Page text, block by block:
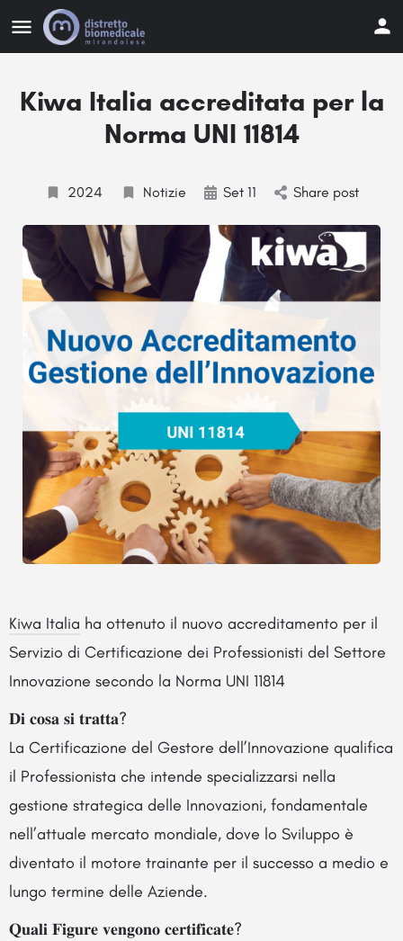
Kiwa Italia accreditata per la
Norma UNI 11814
2024 Notizie Set 11 Share post
Kiwa Italia ha ottenuto il nuovo accreditamento per il
Servizio di Certificazione dei Professionisti del Settore
Innovazione secondo la Norma UNI 11814
𝐃𝐢 𝐜𝐨𝐬𝐚 𝐬𝐢 𝐭𝐫𝐚𝐭𝐭𝐚?
La Certificazione del Gestore dell’Innovazione qualifica
il Professionista che intende specializzarsi nella
gestione strategica delle Innovazioni, fondamentale
nell’attuale mercato mondiale, dove lo Sviluppo è
diventato il motore trainante per il successo a medio e
lungo termine delle Aziende.
𝐐𝐮𝐚𝐥𝐢 𝐅𝐢𝐠𝐮𝐫𝐞 𝐯𝐞𝐧𝐠𝐨𝐧𝐨 𝐜𝐞𝐫𝐭𝐢𝐟𝐢𝐜𝐚𝐭𝐞?